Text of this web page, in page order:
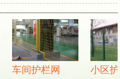
车间护栏网 小区护